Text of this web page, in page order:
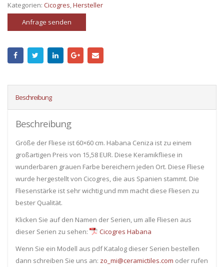
Kategorien: Cicogres,Hersteller
Anfrage senden
Beschreibung
Beschreibung
Größe der Fliese ist 60×60 cm. Habana Ceniza ist zu einem
großartigen Preis von 15,58 EUR. Diese Keramikfliese in
wunderbaren grauen Farbe bereichern jeden Ort. Diese Fliese
wurde hergestellt von Cicogres, die aus Spanien stammt. Die
Fliesenstärke ist sehr wichtig und mm macht diese Fliesen zu
bester Qualität.
Klicken Sie auf den Namen der Serien, um alle Fliesen ​​aus
dieser Serien zu sehen:
Cicogres Habana
Wenn Sie ein Modell aus pdf Katalog dieser Serien bestellen
dann schreiben Sie uns an: zo_mi@ceramictiles.com oder rufen